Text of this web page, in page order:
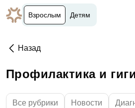
Взрослым Детям
Назад
Профилактика и
Все рубрики Новости